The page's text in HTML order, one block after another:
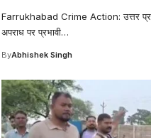
Farrukhabad Crime Action: उत्तर
अपराध पर प्रभावी…
ByAbhishek Singh